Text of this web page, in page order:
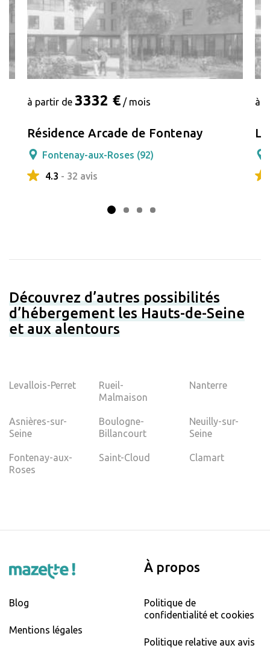
à partir de 3332 € / mois
Résidence Arcade de Fontenay
Fontenay-aux-Roses (92)
4.3 - 32 avis
à
Découvrez d’autres possibilités
d’hébergement les Hauts-de-Seine
et aux alentours
Levallois-Perret
Rueil-
Malmaison
Nanterre
Asnières-sur-
Seine
Boulogne-
Billancourt
Neuilly-sur-
Seine
Fontenay-aux-
Roses
Saint-Cloud Clamart
Blog
Mentions légales
À propos
Politique de
confidentialité et cookies
Politique relative aux avis